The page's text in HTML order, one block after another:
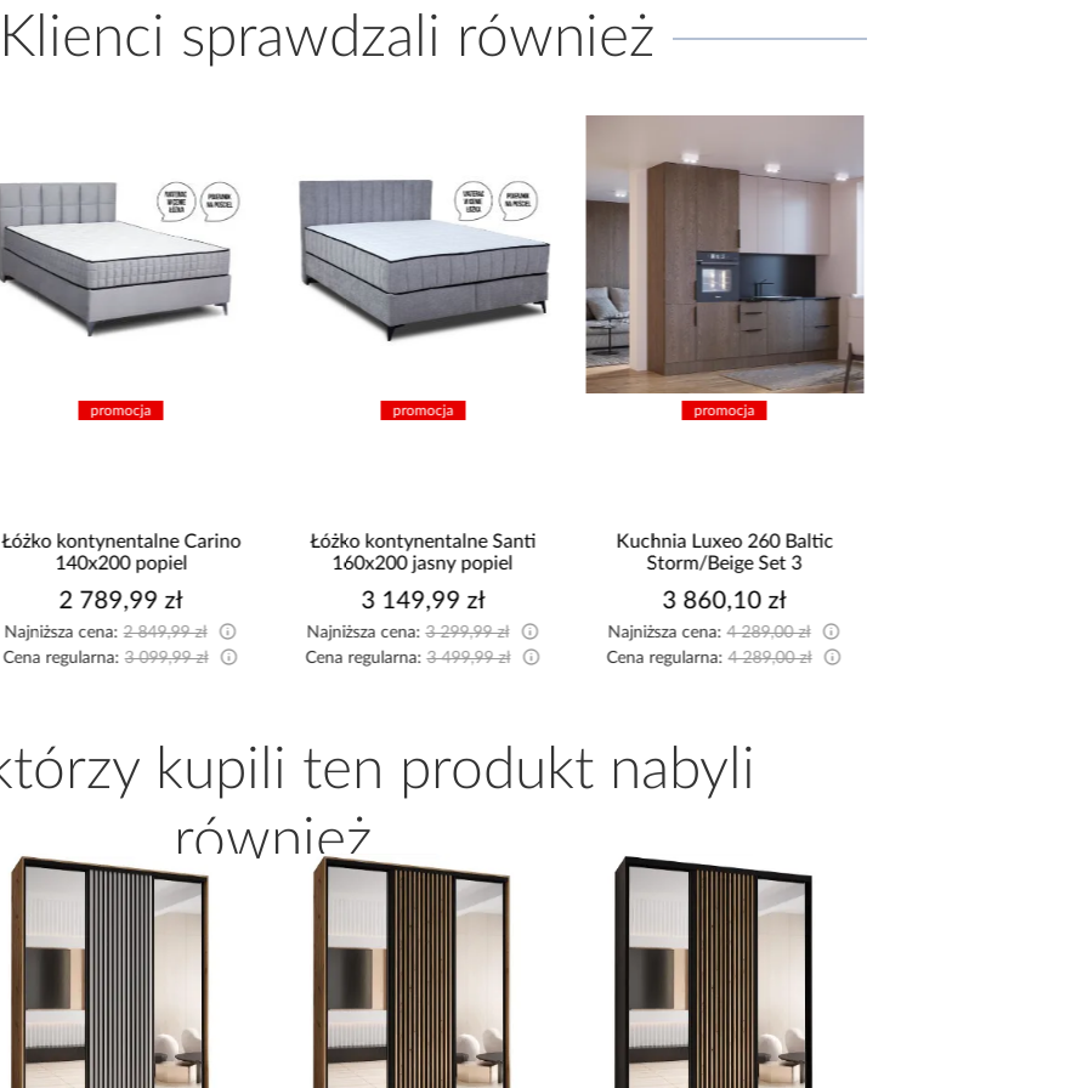
Klienci sprawdzali również
promocja
Łóżko kontynentalne Carino
140x200 popiel
2 789,99 zł
Najniższa cena:2 849,99 zł
Cena regularna:3 099,99 zł
promocja
Łóżko kontynentalne Santi
160x200 jasny popiel
3 149,99 zł
Najniższa cena:3 299,99 zł
Cena regularna:3 499,99 zł
promocja
Kuchnia Luxeo 260 Baltic
Storm/Beige Set 3
3 860,10 zł
Najniższa cena:4 289,00 zł
Cena regularna:4 289,00 zł
kupili ten produkt nabyli
również